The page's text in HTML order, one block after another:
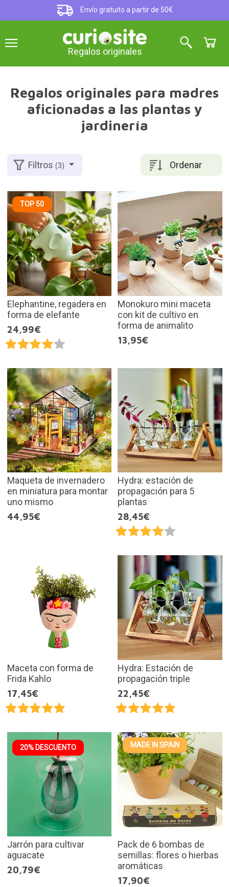
Envío gratuito a partir de 50€
Regalos originales
Regalos originales para madres
aficionadas a las plantas y
jardinería
Ordenar
Filtros(3)
TOP 50
Elephantine, regadera en
forma de elefante
24,99€
Monokuro mini maceta
con kit de cultivo en
forma de animalito
13,95€
Maqueta de invernadero
en miniatura para montar
uno mismo
44,95€
Hydra: estación de
propagación para 5
plantas
28,45€
Maceta con forma de
Frida Kahlo
17,45€
Hydra: Estación de
propagación triple
22,45€
20% DESCUENTO
Jarrón para cultivar
aguacate
20,79€
MADE IN SPAIN
Pack de 6 bombas de
semillas: flores o hierbas
aromáticas
17,90€